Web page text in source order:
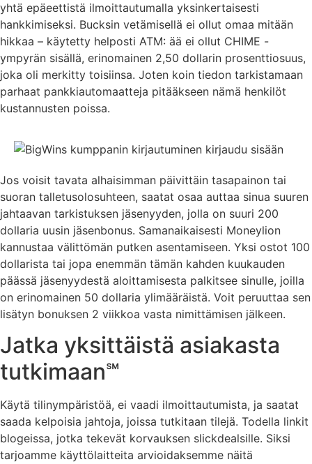
yhtä epäeettistä ilmoittautumalla yksinkertaisesti
hankkimiseksi. Bucksin vetämisellä ei ollut omaa mitään
hikkaa – käytetty helposti ATM: ää ei ollut CHIME -
ympyrän sisällä, erinomainen 2,50 dollarin prosenttiosuus,
joka oli merkitty toisiinsa. Joten koin tiedon tarkistamaan
parhaat pankkiautomaatteja pitääkseen nämä henkilöt
kustannusten poissa.
Jos voisit tavata alhaisimman päivittäin tasapainon tai
suoran talletusolosuhteen, saatat osaa auttaa sinua suuren
jahtaavan tarkistuksen jäsenyyden, jolla on suuri 200
dollaria uusin jäsenbonus. Samanaikaisesti Moneylion
kannustaa välittömän putken asentamiseen. Yksi ostot 100
dollarista tai jopa enemmän tämän kahden kuukauden
päässä jäsenyydestä aloittamisesta palkitsee sinulle, joilla
on erinomainen 50 dollaria ylimääräistä. Voit peruuttaa sen
lisätyn bonuksen 2 viikkoa vasta nimittämisen jälkeen.
Jatka yksittäistä asiakasta
tutkimaan℠
Käytä tilinympäristöä, ei vaadi ilmoittautumista, ja saatat
saada kelpoisia jahtoja, joissa tutkitaan tilejä. Todella linkit
blogeissa, jotka tekevät korvauksen slickdealsille. Siksi
tarjoamme käyttölaitteita arvioidaksemme näitä